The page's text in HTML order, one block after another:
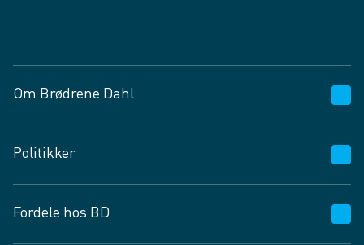
Om Brødrene Dahl
Vagttelefon 30 10 89 89
Spørgsmål og svar
Job og karriere
Politikker
Privatlivspolitik
Fordele hos BD